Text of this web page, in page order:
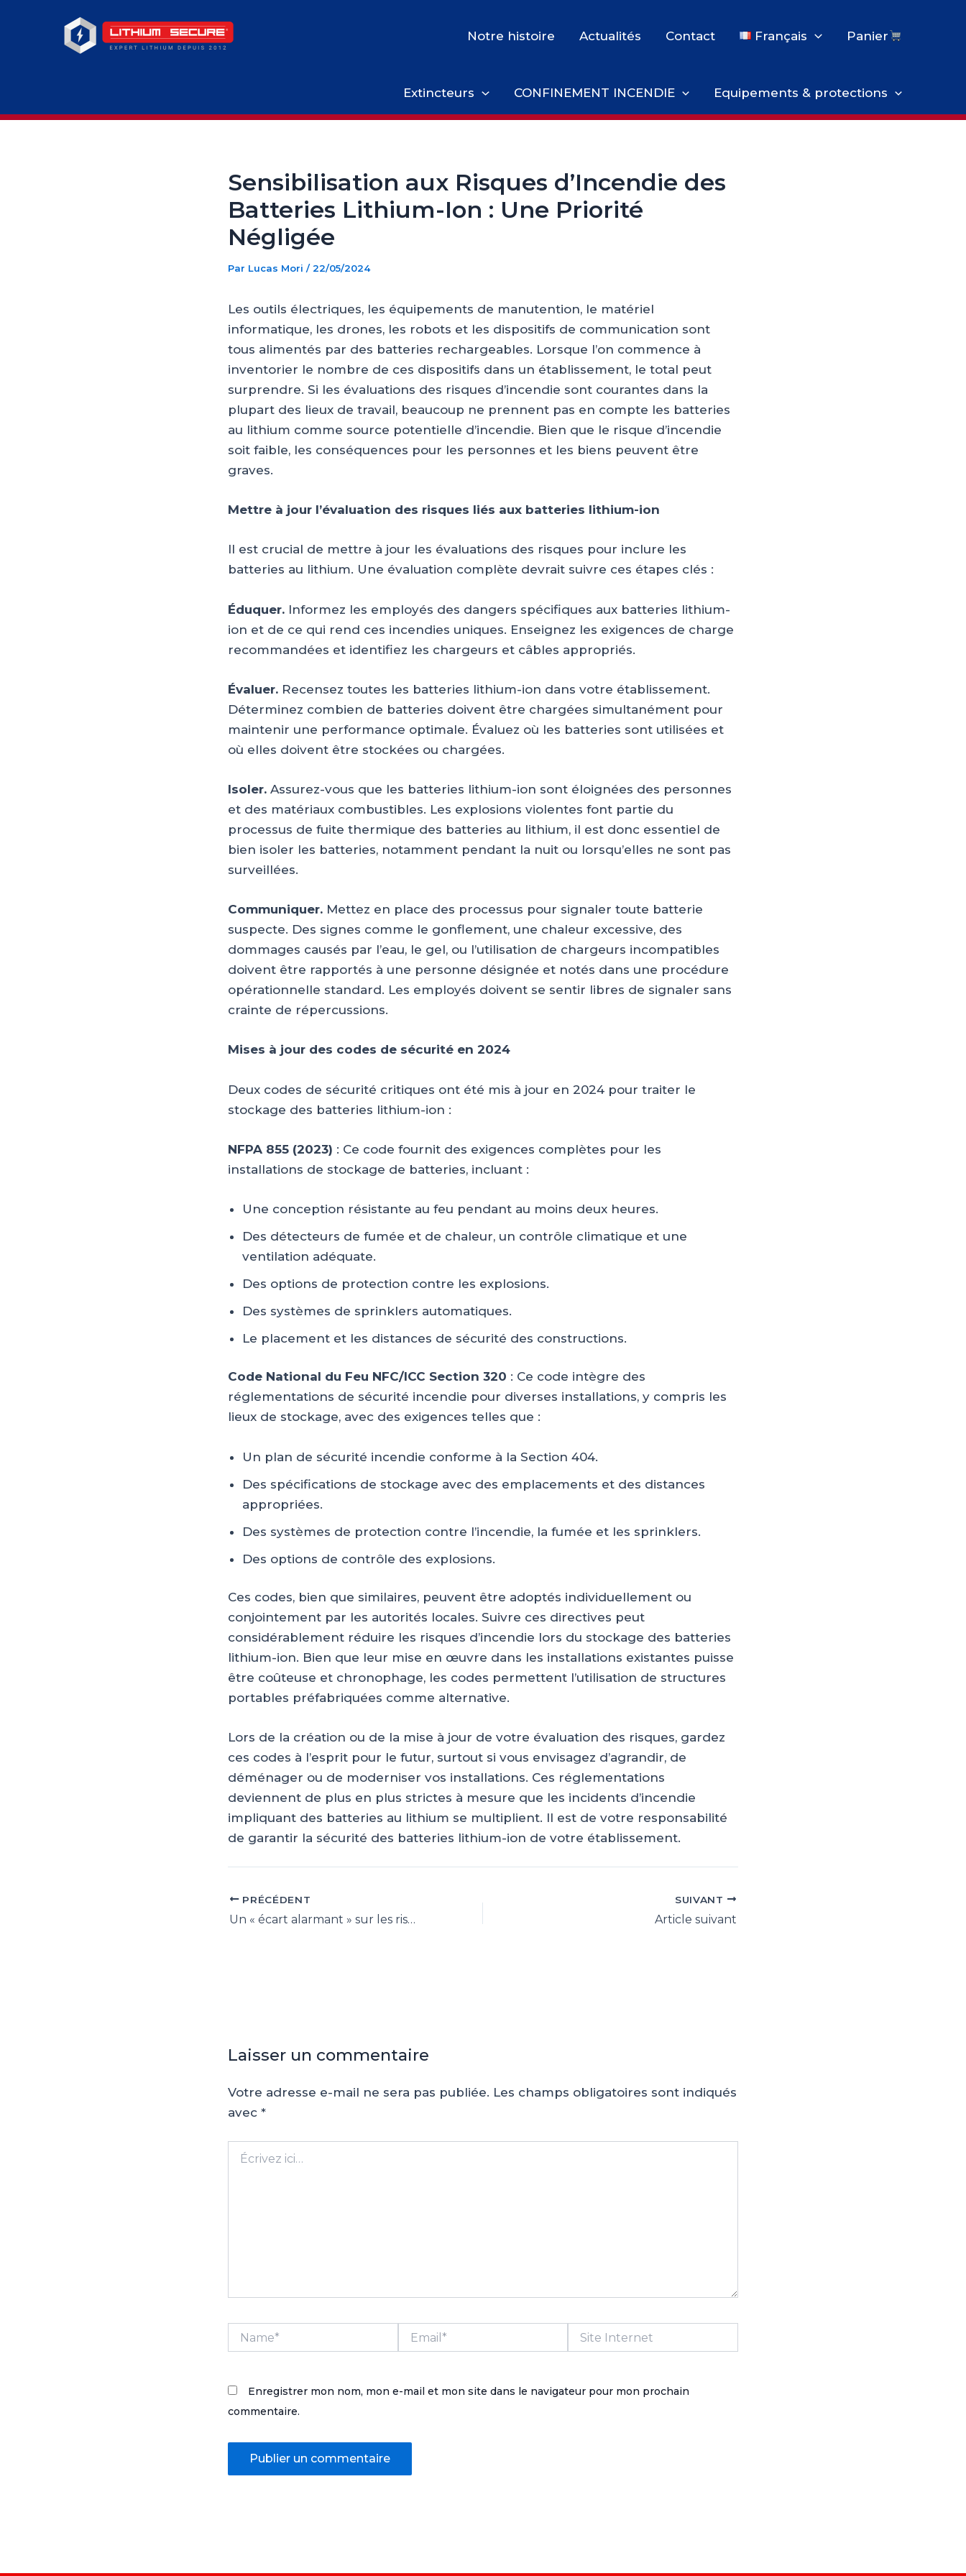
Notre histoire Actualités Contact Français Panier
Extincteurs CONFINEMENT INCENDIE Equipements & protections
Sensibilisation aux Risques d’Incendie des
Batteries Lithium-Ion : Une Priorité
Négligée
Par Lucas Mori /22/05/2024
Les outils électriques, les équipements de manutention, le matériel
informatique, les drones, les robots et les dispositifs de communication sont
tous alimentés par des batteries rechargeables. Lorsque l’on commence à
inventorier le nombre de ces dispositifs dans un établissement, le total peut
surprendre. Si les évaluations des risques d’incendie sont courantes dans la
plupart des lieux de travail, beaucoup ne prennent pas en compte les batteries
au lithium comme source potentielle d’incendie. Bien que le risque d’incendie
soit faible, les conséquences pour les personnes et les biens peuvent être
graves.
Mettre à jour l’évaluation des risques liés aux batteries lithium-ion
Il est crucial de mettre à jour les évaluations des risques pour inclure les
batteries au lithium. Une évaluation complète devrait suivre ces étapes clés :
Éduquer. Informez les employés des dangers spécifiques aux batteries lithium-
ion et de ce qui rend ces incendies uniques. Enseignez les exigences de charge
recommandées et identifiez les chargeurs et câbles appropriés.
Évaluer. Recensez toutes les batteries lithium-ion dans votre établissement.
Déterminez combien de batteries doivent être chargées simultanément pour
maintenir une performance optimale. Évaluez où les batteries sont utilisées et
où elles doivent être stockées ou chargées.
Isoler. Assurez-vous que les batteries lithium-ion sont éloignées des personnes
et des matériaux combustibles. Les explosions violentes font partie du
processus de fuite thermique des batteries au lithium, il est donc essentiel de
bien isoler les batteries, notamment pendant la nuit ou lorsqu’elles ne sont pas
surveillées.
Communiquer. Mettez en place des processus pour signaler toute batterie
suspecte. Des signes comme le gonflement, une chaleur excessive, des
dommages causés par l’eau, le gel, ou l’utilisation de chargeurs incompatibles
doivent être rapportés à une personne désignée et notés dans une procédure
opérationnelle standard. Les employés doivent se sentir libres de signaler sans
crainte de répercussions.
Mises à jour des codes de sécurité en 2024
Deux codes de sécurité critiques ont été mis à jour en 2024 pour traiter le
stockage des batteries lithium-ion :
NFPA 855 (2023) : Ce code fournit des exigences complètes pour les
installations de stockage de batteries, incluant :
Une conception résistante au feu pendant au moins deux heures.
Des détecteurs de fumée et de chaleur, un contrôle climatique et une
ventilation adéquate.
Des options de protection contre les explosions.
Des systèmes de sprinklers automatiques.
Le placement et les distances de sécurité des constructions.
Code National du Feu NFC/ICC Section 320 : Ce code intègre des
réglementations de sécurité incendie pour diverses installations, y compris les
lieux de stockage, avec des exigences telles que :
Un plan de sécurité incendie conforme à la Section 404.
Des spécifications de stockage avec des emplacements et des distances
appropriées.
Des systèmes de protection contre l’incendie, la fumée et les sprinklers.
Des options de contrôle des explosions.
Ces codes, bien que similaires, peuvent être adoptés individuellement ou
conjointement par les autorités locales. Suivre ces directives peut
considérablement réduire les risques d’incendie lors du stockage des batteries
lithium-ion. Bien que leur mise en œuvre dans les installations existantes puisse
être coûteuse et chronophage, les codes permettent l’utilisation de structures
portables préfabriquées comme alternative.
Lors de la création ou de la mise à jour de votre évaluation des risques, gardez
ces codes à l’esprit pour le futur, surtout si vous envisagez d’agrandir, de
déménager ou de moderniser vos installations. Ces réglementations
deviennent de plus en plus strictes à mesure que les incidents d’incendie
impliquant des batteries au lithium se multiplient. Il est de votre responsabilité
de garantir la sécurité des batteries lithium-ion de votre établissement.
Navigation
des
PRÉCÉDENT
Un « écart alarmant » sur les risques des batteries aux lithiums
SUIVANT
Article suivant
Laisser un commentaire
Votre adresse e-mail ne sera pas publiée. Les champs obligatoires sont indiqués
avec *
ici…
Internet
Enregistrer mon nom, mon e-mail et mon site dans le navigateur pour mon prochain
commentaire.